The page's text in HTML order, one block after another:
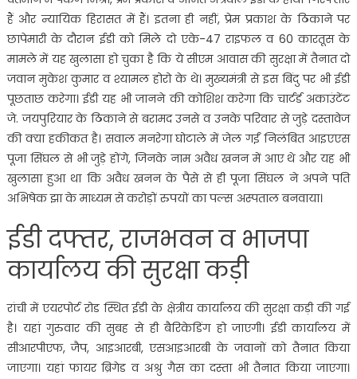
हैं और न्यायिक हिरासत में हैं। इतना ही नहीं, प्रेम प्रकाश के ठिकाने पर
छापेमारी के दौरान ईडी को मिले दो एके-47 राइफल व 60 कारतूस के
मामले में यह खुलासा हो चुका है कि ये सीएम आवास की सुरक्षा में तैनात दो
जवान मुकेश कुमार व श्यामल होरो के थे। मुख्यमंत्री से इस बिंदु पर भी ईडी
पूछताछ करेगा। ईडी यह भी जानने की कोशिश करेगा कि चार्टर्ड अकाउंटेंट
जे. जयपुरियार के ठिकाने से बरामद उनसे व उनके परिवार से जुड़े दस्तावेज
की क्या हकीकत है। सवाल मनरेगा घोटाले में जेल गईं निलंबित आइएएस
पूजा सिंघल से भी जुड़े होंगे, जिनके नाम अवैध खनन में आए थे और यह भी
खुलासा हुआ था कि अवैध खनन के पैसे से ही पूजा सिंघल ने अपने पति
अभिषेक झा के माध्यम से करोड़ों रुपयों का पल्स अस्पताल बनवाया।
ईडी दफ्तर, राजभवन व भाजपा
कार्यालय की सुरक्षा कड़ी
रांची में एयरपोर्ट रोड स्थित ईडी के क्षेत्रीय कार्यालय की सुरक्षा कड़ी की गई
है। यहां गुरुवार की सुबह से ही बैरिकेडिंग हो जाएगी। ईडी कार्यालय में
सीआरपीएफ, जैप, आइआरबी, एसआइआरबी के जवानों को तैनात किया
जाएगा। यहां फायर ब्रिगेड व अश्रु गैस का दस्ता भी तैनात किया जाएगा।